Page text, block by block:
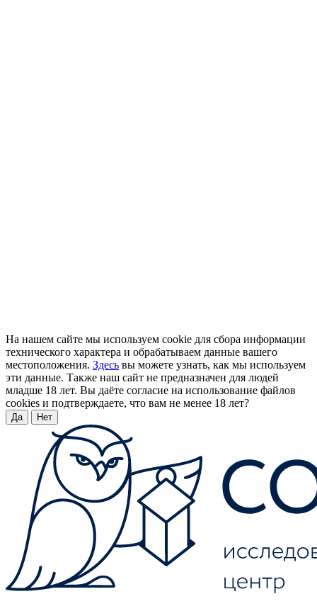
На нашем сайте мы используем cookie для сбора информации
технического характера и обрабатываем данные вашего
местоположения. Здесь вы можете узнать, как мы используем
эти данные. Также наш сайт не предназначен для людей
младше 18 лет. Вы даёте согласие на использование файлов
cookies и подтверждаете, что вам не менее 18 лет?
Да Нет